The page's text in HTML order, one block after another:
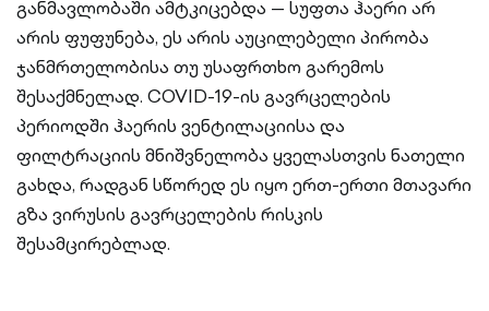
განმავლობაში ამტკიცებდა — სუფთა ჰაერი არ
არის ფუფუნება, ეს არის აუცილებელი პირობა
ჯანმრთელობისა თუ უსაფრთხო გარემოს
შესაქმნელად. COVID-19-ის გავრცელების
პერიოდში ჰაერის ვენტილაციისა და
ფილტრაციის მნიშვნელობა ყველასთვის ნათელი
გახდა, რადგან სწორედ ეს იყო ერთ-ერთი მთავარი
გზა ვირუსის გავრცელების რისკის
შესამცირებლად.